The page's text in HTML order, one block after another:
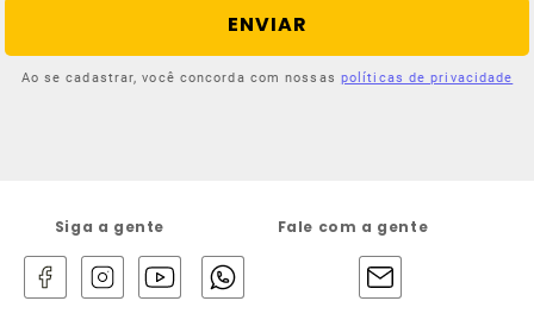
ENVIAR
Ao se cadastrar, você concorda com nossas políticas de privacidade
Siga a gente Fale com a gente